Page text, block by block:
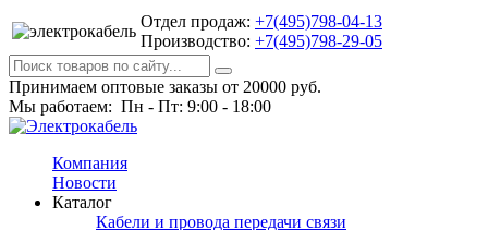
Отдел продаж: +7(495)798-04-13
Производство: +7(495)798-29-05
Принимаем оптовые заказы от 20000 руб.
Мы работаем: Пн - Пт: 9:00 - 18:00
Компания
Новости
Каталог
Кабели и провода передачи связи